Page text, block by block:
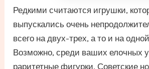
Редкими считаются игрушки,
выпускались очень
всего на двух-трех, а то и на
Возможно, среди ваших елочных
раритетные фигурки. Советские